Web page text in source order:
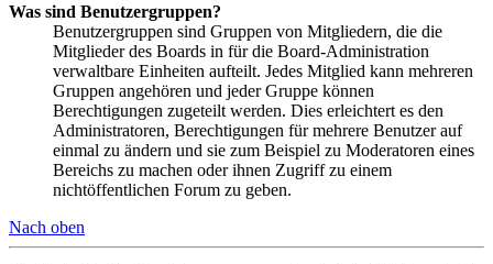
Was sind Benutzergruppen?
Benutzergruppen sind Gruppen von Mitgliedern, die die
Mitglieder des Boards in für die Board-Administration
verwaltbare Einheiten aufteilt. Jedes Mitglied kann mehreren
Gruppen angehören und jeder Gruppe können
Berechtigungen zugeteilt werden. Dies erleichtert es den
Administratoren, Berechtigungen für mehrere Benutzer auf
einmal zu ändern und sie zum Beispiel zu Moderatoren eines
Bereichs zu machen oder ihnen Zugriff zu einem
nichtöffentlichen Forum zu geben.
Nach oben